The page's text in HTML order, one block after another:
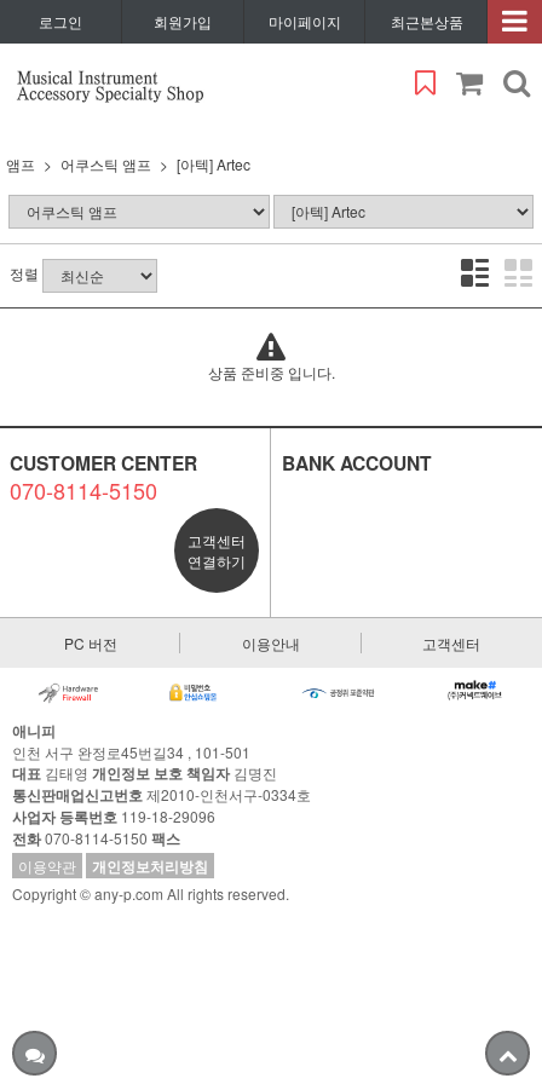
로그인 회원가입 마이페이지 최근본상품
앰프 어쿠스틱 앰프 [아텍] Artec
정렬
상품 준비중 입니다.
CUSTOMER CENTER
070-8114-5150
고객센터
연결하기
BANK ACCOUNT
PC 버전 이용안내 고객센터
애니피
인천 서구 완정로45번길34 , 101-501
대표 김태영 개인정보 보호 책임자김명진
통신판매업신고번호제2010-인천서구-0334호
사업자 등록번호 119-18-29096
전화070-8114-5150 팩스
이용약관 개인정보처리방침
Copyright © any-p.com All rights reserved.